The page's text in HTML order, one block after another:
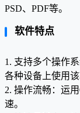
PSD、PDF等。
软件特点
1. 支持多个操作
各种设备上使用该
2. 操作流畅：运
速。